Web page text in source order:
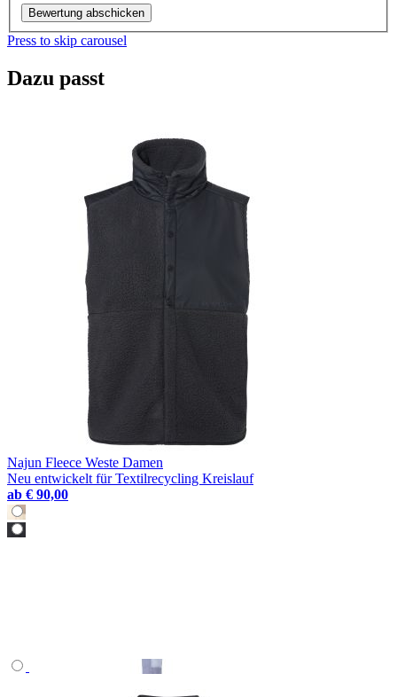
Bewertung abschicken
Press to skip carousel
Dazu passt
Najun Fleece Weste Damen
Neu entwickelt für Textilrecycling Kreislauf
ab € 90,00